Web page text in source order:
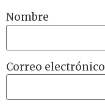
Nombre
Correo electrónico